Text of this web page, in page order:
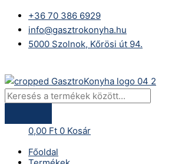
content
+36 70 386 6929
info@gasztrokonyha.hu
5000 Szolnok, Kőrösi út 94.
search
0,00 Ft 0 Kosár
Főoldal